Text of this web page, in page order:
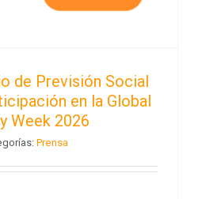
de Previsión Social
en la Global
Week 2026
Prensa